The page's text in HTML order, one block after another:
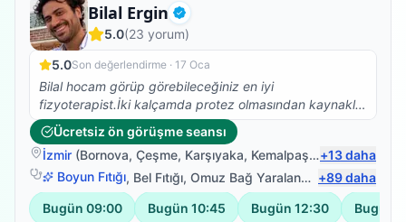
Bilal Ergin Doğrulanmış
Fizyoterapist
5.0(23 yorum)
5.0Son değerlendirme · 17 Oca
Bilal hocam görüp görebileceğiniz en iyi
fizyoterapist.İki kalçamda protez olmasından kaynaklı
Skolyoz başlangıcı teşhisi kondu. Ağrılarımın artması
nedeniyle fizyoterapist arayışına girdim ve Bilal
Hocamla çalışmaya başladık. Abartmıyorum iki
seanstan sonra belimdeki ağrılar yok oldu.Dik durmaya
başladım. Ve yürüyüşüm düzeldi.Kendisinin bilgisi
güleryüzü ve modum düştüğünde pozitif yaklaşımıyla
Ücretsiz ön görüşme seansı
İzmir (Bornova, Çeşme, Karşıyaka, Kemalpaşa )+13daha
Boyun Fıtığı, Bel Fıtığı, Omuz Bağ Yaralanması ,Protez
+89daha
Bugün 09:00 Bugün 10:45 Bugün 12:30 Bugün